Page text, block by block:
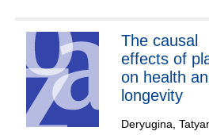
The causal
effects of
on health
longevity
Deryugina,